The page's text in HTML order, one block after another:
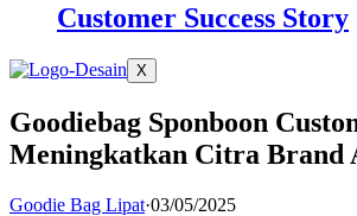
Customer Success Story
X
Goodiebag Sponboon
Meningkatkan Citra Brand
Goodie Bag Lipat·03/05/2025